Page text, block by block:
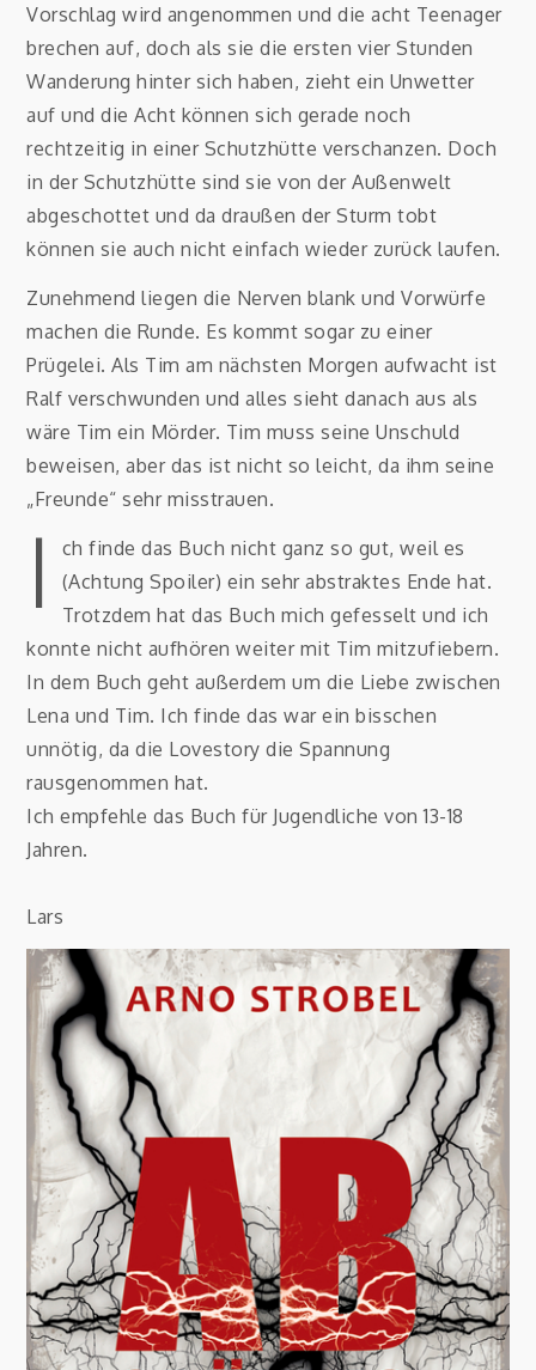
Vorschlag wird angenommen und die acht Teenager
brechen auf, doch als sie die ersten vier Stunden
Wanderung hinter sich haben, zieht ein Unwetter
auf und die Acht können sich gerade noch
rechtzeitig in einer Schutzhütte verschanzen. Doch
in der Schutzhütte sind sie von der Außenwelt
abgeschottet und da draußen der Sturm tobt
können sie auch nicht einfach wieder zurück laufen.
Zunehmend liegen die Nerven blank und Vorwürfe
machen die Runde. Es kommt sogar zu einer
Prügelei. Als Tim am nächsten Morgen aufwacht ist
Ralf verschwunden und alles sieht danach aus als
wäre Tim ein Mörder. Tim muss seine Unschuld
beweisen, aber das ist nicht so leicht, da ihm seine
„Freunde“ sehr misstrauen.
I
ch finde das Buch nicht ganz so gut, weil es
(Achtung Spoiler) ein sehr abstraktes Ende hat.
Trotzdem hat das Buch mich gefesselt und ich
konnte nicht aufhören weiter mit Tim mitzufiebern.
In dem Buch geht außerdem um die Liebe zwischen
Lena und Tim. Ich finde das war ein bisschen
unnötig, da die Lovestory die Spannung
rausgenommen hat.
Ich empfehle das Buch für Jugendliche von 13-18
Jahren.
Lars